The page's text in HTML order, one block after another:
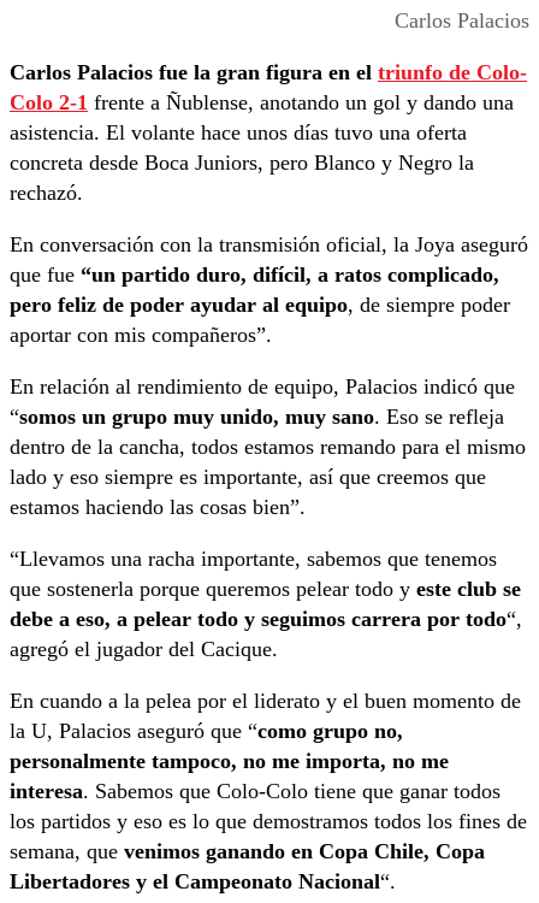
Carlos Palacios
Carlos Palacios fue la gran figura en el triunfo de Colo-
Colo 2-1 frente a Ñublense, anotando un gol y dando una
asistencia. El volante hace unos días tuvo una oferta
concreta desde Boca Juniors, pero Blanco y Negro la
rechazó.
En conversación con la transmisión oficial, la Joya aseguró
que fue “un partido duro, difícil, a ratos complicado,
pero feliz de poder ayudar al equipo, de siempre poder
aportar con mis compañeros”.
En relación al rendimiento de equipo, Palacios indicó que
“somos un grupo muy unido, muy sano. Eso se refleja
dentro de la cancha, todos estamos remando para el mismo
lado y eso siempre es importante, así que creemos que
estamos haciendo las cosas bien”.
“Llevamos una racha importante, sabemos que tenemos
que sostenerla porque queremos pelear todo y este club se
debe a eso, a pelear todo y seguimos carrera por todo“,
agregó el jugador del Cacique.
En cuando a la pelea por el liderato y el buen momento de
la U, Palacios aseguró que “como grupo no,
personalmente tampoco, no me importa, no me
interesa. Sabemos que Colo-Colo tiene que ganar todos
los partidos y eso es lo que demostramos todos los fines de
semana, que venimos ganando en Copa Chile, Copa
Libertadores y el Campeonato Nacional“.